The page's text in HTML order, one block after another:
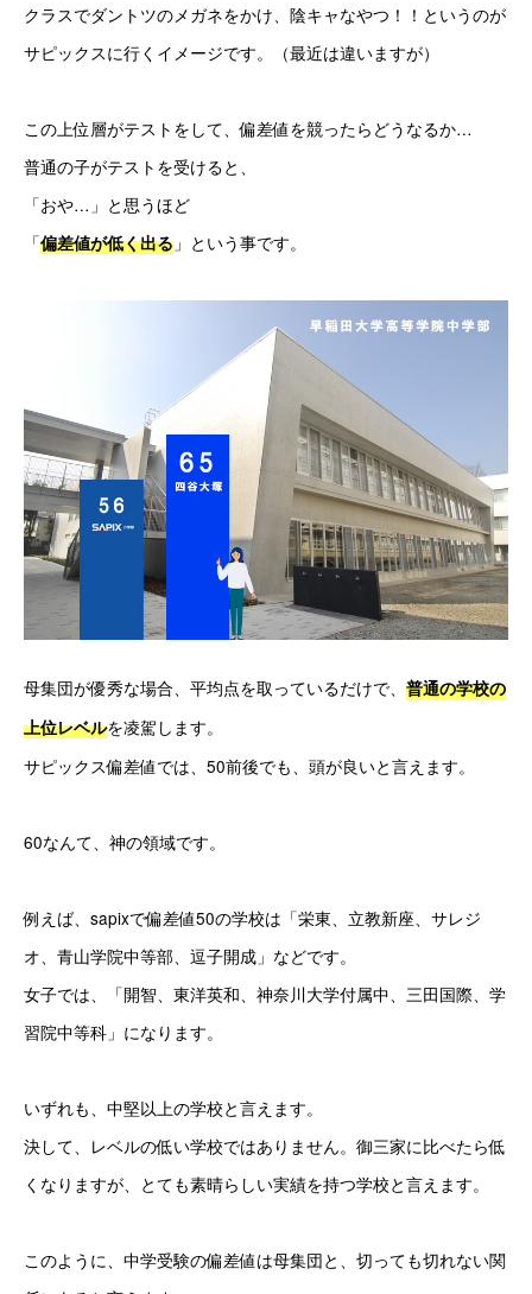
クラスでダントツのメガネをかけ、陰キャなやつ！！というのが
サピックスに行くイメージです。（最近は違いますが）
この上位層がテストをして、偏差値を競ったらどうなるか…
普通の子がテストを受けると、
「おや…」と思うほど
「偏差値が低く出る 」という事です。
母集団が優秀な場合、平均点を取っているだけで、 普通の学校の
上位レベルを凌駕します。
サピックス偏差値では、50前後でも、頭が良いと言えます。
60なんて、神の領域です。
例えば、sapixで偏差値50の学校は「栄東、立教新座、サレジ
オ、青山学院中等部、逗子開成」などです。
女子では、「開智、東洋英和、神奈川大学付属中、三田国際、学
習院中等科」になります。
いずれも、中堅以上の学校と言えます。
決して、レベルの低い学校ではありません。御三家に比べたら低
くなりますが、とても素晴らしい実績を持つ学校と言えます。
このように、中学受験の偏差値は母集団と、切っても切れない関